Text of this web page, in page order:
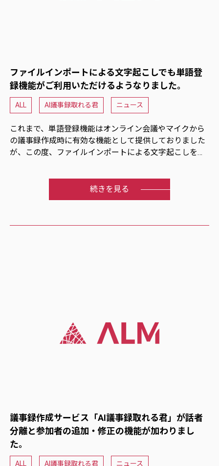
ファイルインポートによる文字起こしでも単語登
録機能がご利用いただけるようなりました。
ALL AI議事録取れる君 ニュース
これまで、単語登録機能はオンライン会議やマイクから
の議事録作成時に有効な機能として提供しておりました
が、この度、ファイルインポートによる文字起こしを行
て、内容をご確認ください。
続きを見る
議事録作成サービス「AI議事録取れる君」が話者
分離と参加者の追加・修正の機能が加わりまし
た。
ALL AI議事録取れる君 ニュース